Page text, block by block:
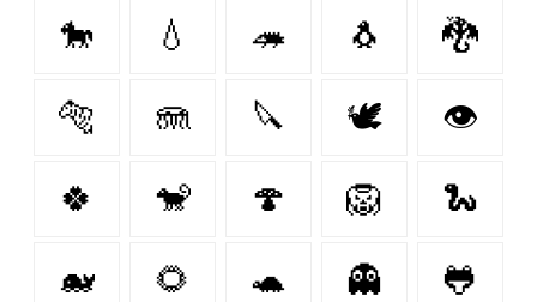
🐎 💧 🦔 🐧 🐉
🐅 🪼 🔪 🕊️ 👁
🍀 🐒 🍄 🦁 🐍
🐋 🌻 🐢 👻 🐸